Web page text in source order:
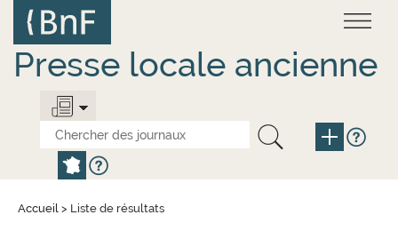
contenu
principal
Presse locale ancienne
Accueil > Liste de résultats
Panneau de gestion des cookies